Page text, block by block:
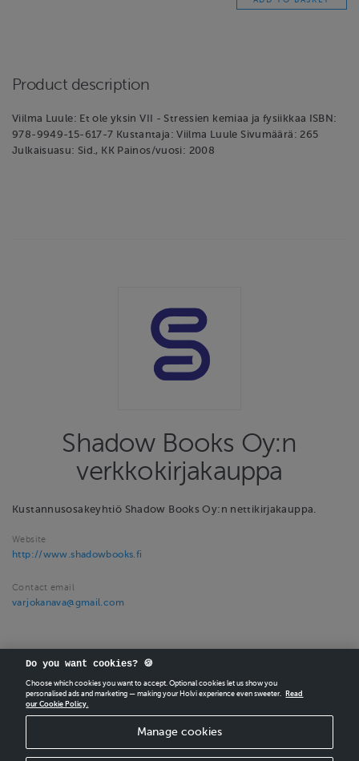
Product description
Viilma Luule: Et ole yksin VII - Stressien kemiaa ja fysiikkaa ISBN:
978-9949-15-617-7 Kustantaja: Viilma Luule Sivumäärä: 265
Julkaisuasu: Sid., KK Painos/vuosi: 2008
Shadow Books Oy:n
verkkokirjakauppa
Kustannusosakeyhtiö Shadow Books Oy:n nettikirjakauppa.
Website
http://www.shadowbooks.fi
Contact email
varjokanava@gmail.com
CREATEYOUR OWN HOLVI ONLINE STORE IN MINUTES.
Do you want cookies? 🍪
Choose which cookies you want to accept. Optional cookies let us show you
personalised ads and marketing — making your Holvi experience even sweeter.
Read
our Cookie Policy.
Manage cookies